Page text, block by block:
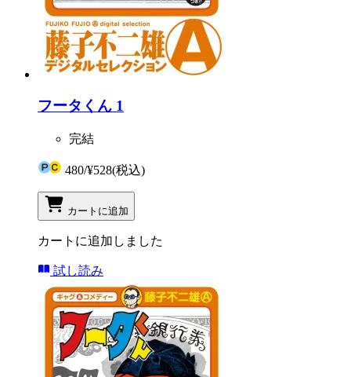
フータくん 1
完結
480/¥528(税込)
カートに追加
カートに追加しました
試し読み